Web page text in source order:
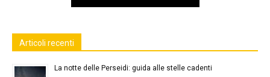
Articoli recenti
La notte delle Perseidi: guida alle stelle cadenti